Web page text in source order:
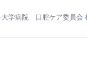
大学病院 口腔ケア委員会